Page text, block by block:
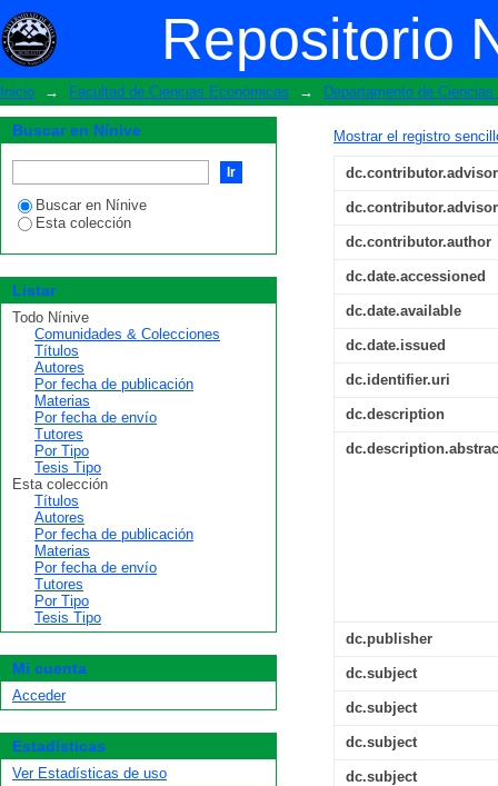
Repositorio
Metodología para la gestión
Inicio → Facultad de Ciencias Económicas → Departamento de
Mostrar el registro
dc.contributor.advisor
dc.contributor.advisor
dc.contributor.author
dc.date.accessioned
dc.date.available
dc.date.issued
dc.identifier.uri
dc.description
dc.publisher
dc.subject
dc.subject
dc.subject
dc.subject
Buscar en Nínive
Buscar en Nínive
Esta colección
Listar
Todo Nínive
Comunidades & Colecciones
Títulos
Autores
Por fecha de publicación
Materias
Por fecha de envío
Tutores
Por Tipo
Tesis Tipo
Esta colección
Títulos
Autores
Por fecha de publicación
Materias
Por fecha de envío
Tutores
Por Tipo
Tesis Tipo
Mi cuenta
Acceder
Estadísticas
Ver Estadísticas de uso